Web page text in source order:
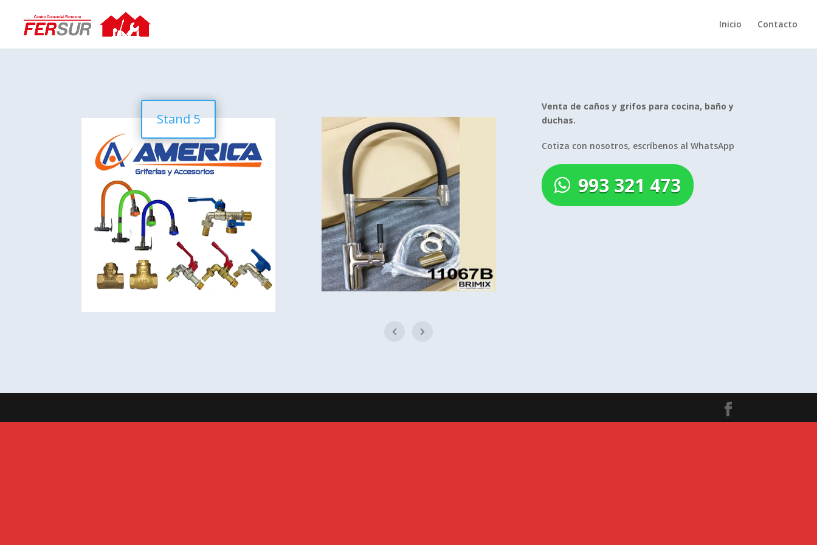
Inicio Contacto
Stand 5
Venta de caños y grifos para cocina, baño y
duchas.
Cotiza con nosotros, escríbenos al WhatsApp
993 321 473